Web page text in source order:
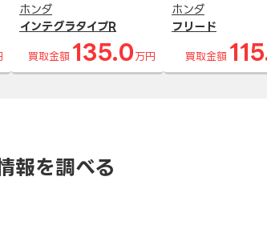
ホンダ
インテグラタイプR
買取金額 135.0 万円
ホンダ
フリード
買取金額
報を調べる